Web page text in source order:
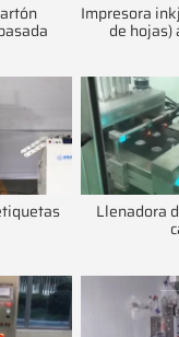
Impresora
de hojas)
Llenadora